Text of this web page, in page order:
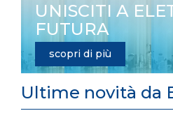
UNISCITI A
FUTURA
scopri di più
Ultime novità da